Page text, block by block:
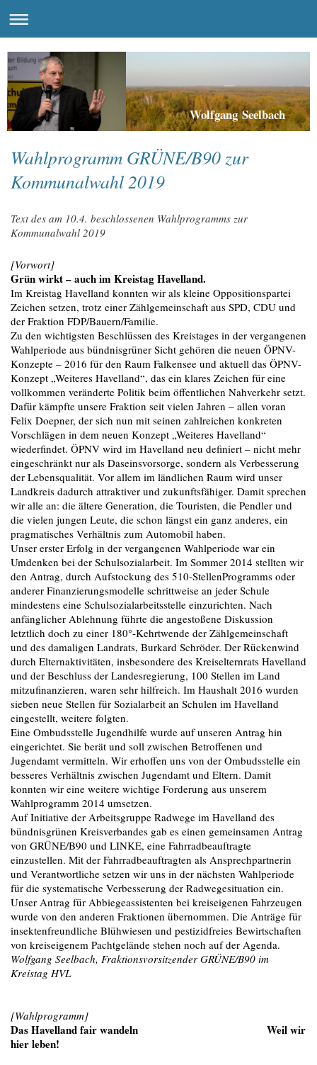
Wolfgang Seelbach
Wahlprogramm GRÜNE/B90 zur
Kommunalwahl 2019
Text des am 10.4. beschlossenen Wahlprogramms zur
Kommunalwahl 2019
[Vorwort]
Grün wirkt – auch im Kreistag Havelland.
Im Kreistag Havelland konnten wir als kleine Oppositionspartei
Zeichen setzen, trotz einer Zählgemeinschaft aus SPD, CDU und
der Fraktion FDP/Bauern/Familie.
Zu den wichtigsten Beschlüssen des Kreistages in der vergangenen
Wahlperiode aus bündnisgrüner Sicht gehören die neuen ÖPNV-
Konzepte – 2016 für den Raum Falkensee und aktuell das ÖPNV-
Konzept „Weiteres Havelland“, das ein klares Zeichen für eine
vollkommen veränderte Politik beim öffentlichen Nahverkehr setzt.
Dafür kämpfte unsere Fraktion seit vielen Jahren – allen voran
Felix Doepner, der sich nun mit seinen zahlreichen konkreten
Vorschlägen in dem neuen Konzept „Weiteres Havelland“
wiederfindet. ÖPNV wird im Havelland neu definiert – nicht mehr
eingeschränkt nur als Daseinsvorsorge, sondern als Verbesserung
der Lebensqualität. Vor allem im ländlichen Raum wird unser
Landkreis dadurch attraktiver und zukunftsfähiger. Damit sprechen
wir alle an: die ältere Generation, die Touristen, die Pendler und
die vielen jungen Leute, die schon längst ein ganz anderes, ein
pragmatisches Verhältnis zum Automobil haben.
Unser erster Erfolg in der vergangenen Wahlperiode war ein
Umdenken bei der Schulsozialarbeit. Im Sommer 2014 stellten wir
den Antrag, durch Aufstockung des 510-StellenProgramms oder
anderer Finanzierungsmodelle schrittweise an jeder Schule
mindestens eine Schulsozialarbeitsstelle einzurichten. Nach
anfänglicher Ablehnung führte die angestoßene Diskussion
letztlich doch zu einer 180°-Kehrtwende der Zählgemeinschaft
und des damaligen Landrats, Burkard Schröder. Der Rückenwind
durch Elternaktivitäten, insbesondere des Kreiselternrats Havelland
und der Beschluss der Landesregierung, 100 Stellen im Land
mitzufinanzieren, waren sehr hilfreich. Im Haushalt 2016 wurden
sieben neue Stellen für Sozialarbeit an Schulen im Havelland
eingestellt, weitere folgten.
Eine Ombudsstelle Jugendhilfe wurde auf unseren Antrag hin
eingerichtet. Sie berät und soll zwischen Betroffenen und
Jugendamt vermitteln. Wir erhoffen uns von der Ombudsstelle ein
besseres Verhältnis zwischen Jugendamt und Eltern. Damit
konnten wir eine weitere wichtige Forderung aus unserem
Wahlprogramm 2014 umsetzen.
Auf Initiative der Arbeitsgruppe Radwege im Havelland des
bündnisgrünen Kreisverbandes gab es einen gemeinsamen Antrag
von GRÜNE/B90 und LINKE, eine Fahrradbeauftragte
einzustellen. Mit der Fahrradbeauftragten als Ansprechpartnerin
und Verantwortliche setzen wir uns in der nächsten Wahlperiode
für die systematische Verbesserung der Radwegesituation ein.
Unser Antrag für Abbiegeassistenten bei kreiseigenen Fahrzeugen
wurde von den anderen Fraktionen übernommen. Die Anträge für
insektenfreundliche Blühwiesen und pestizidfreies Bewirtschaften
von kreiseigenem Pachtgelände stehen noch auf der Agenda.
Wolfgang Seelbach, Fraktionsvorsitzender GRÜNE/B90 im
Kreistag HVL
[Wahlprogramm]
Das Havelland fair wandeln Weil wir
hier leben!